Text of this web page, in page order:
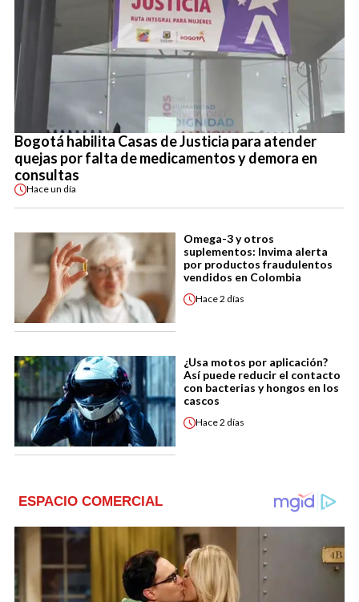
Bogotá habilita Casas de Justicia para atender
quejas por falta de medicamentos y demora en
consultas
Haceun día
Omega-3 y otros
suplementos: Invima alerta
por productos fraudulentos
vendidos en Colombia
Hace2 días
¿Usa motos por aplicación?
Así puede reducir el contacto
con bacterias y hongos en los
cascos
Hace2 días